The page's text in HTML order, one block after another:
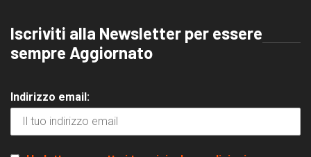
Iscriviti alla Newsletter per essere
sempre Aggiornato
Indirizzo email: